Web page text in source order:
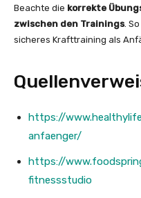
Beachte die korrekte
zwischen den Trainings.
sicheres Krafttraining als
https://
anfaenger/
https://
fitnessstudio